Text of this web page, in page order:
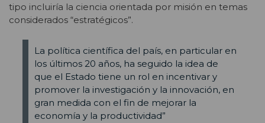
tipo incluiría la ciencia orientada por misión en temas
considerados “estratégicos”.
La política científica del país, en particular en
los últimos 20 años, ha seguido la idea de
que el Estado tiene un rol en incentivar y
promover la investigación y la innovación, en
gran medida con el fin de mejorar la
economía y la productividad”